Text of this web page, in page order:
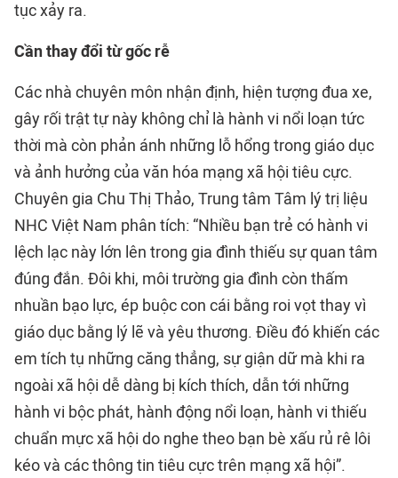
tục xảy ra.
Cần thay đổi từ gốc rễ
Các nhà chuyên môn nhận định, hiện tượng đua xe,
gây rối trật tự này không chỉ là hành vi nổi loạn tức
thời mà còn phản ánh những lỗ hổng trong giáo dục
và ảnh hưởng của văn hóa mạng xã hội tiêu cực.
Chuyên gia Chu Thị Thảo, Trung tâm Tâm lý trị liệu
NHC Việt Nam phân tích: “Nhiều bạn trẻ có hành vi
lệch lạc này lớn lên trong gia đình thiếu sự quan tâm
đúng đắn. Đôi khi, môi trường gia đình còn thấm
nhuần bạo lực, ép buộc con cái bằng roi vọt thay vì
giáo dục bằng lý lẽ và yêu thương. Điều đó khiến các
em tích tụ những căng thẳng, sự giận dữ mà khi ra
ngoài xã hội dễ dàng bị kích thích, dẫn tới những
hành vi bộc phát, hành động nổi loạn, hành vi thiếu
chuẩn mực xã hội do nghe theo bạn bè xấu rủ rê lôi
kéo và các thông tin tiêu cực trên mạng xã hội”.